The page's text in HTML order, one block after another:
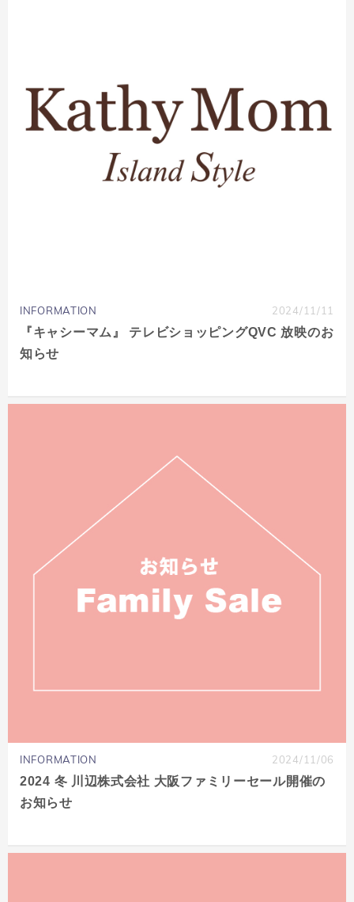
INFORMATION 2024/11/11
『キャシーマム』 テレビショッピングQVC 放映のお
知らせ
INFORMATION 2024/11/06
2024 冬 川辺株式会社 大阪ファミリーセール開催の
お知らせ